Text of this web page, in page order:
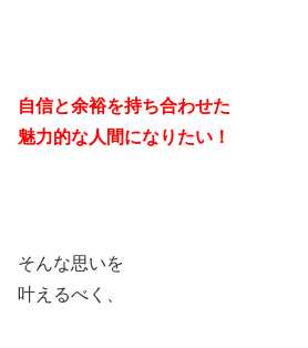
自信と余裕を持ち合わせた
魅力的な人間になりたい！
そんな思いを
叶えるべく、